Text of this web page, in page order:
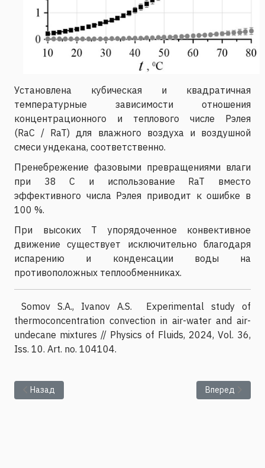
Установлена кубическая и квадратичная
температурные зависимости отношения
концентрационного и теплового числе Рэлея
(RaC / RaT) для влажного воздуха и воздушной
смеси ундекана, соответственно.
Пренебрежение фазовыми превращениями влаги
при 38 C и использование RaT вместо
эффективного числа Рэлея приводит к ошибке в
100 %.
При высоких T упорядоченное конвективное
движение существует исключительно благодаря
испарению и конденсации воды на
противоположных теплообменниках.
Somov S.A., Ivanov A.S. Experimental study of
thermoconcentration convection in air-water and air-
undecane mixtures // Physics of Fluids, 2024, Vol. 36,
Iss. 10. Art. no. 104104.
Предыдущий: Разработана экспериментальная методика
Назад Следующий:
Вперед